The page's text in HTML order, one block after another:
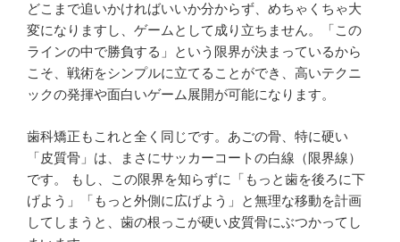
どこまで追いかければいいか分からず、めちゃくちゃ大
変になりますし、ゲームとして成り立ちません。「この
ラインの中で勝負する」という限界が決まっているから
こそ、戦術をシンプルに立てることができ、高いテクニ
ックの発揮や面白いゲーム展開が可能になります。
歯科矯正もこれと全く同じです。あごの骨、特に硬い
「皮質骨」は、まさにサッカーコートの白線（限界線）
です。 もし、この限界を知らずに「もっと歯を後ろに下
げよう」「もっと外側に広げよう」と無理な移動を計画
してしまうと、歯の根っこが硬い皮質骨にぶつかってし